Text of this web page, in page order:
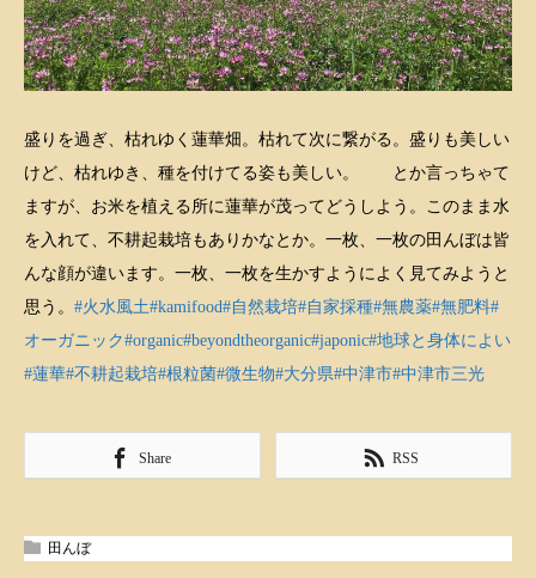
盛りを過ぎ、枯れゆく蓮華畑。枯れて次に繋がる。盛りも美しい
けど、枯れゆき、種を付けてる姿も美しい。 とか言っちゃて
ますが、お米を植える所に蓮華が茂ってどうしよう。このまま水
を入れて、不耕起栽培もありかなとか。一枚、一枚の田んぼは皆
んな顔が違います。一枚、一枚を生かすようによく見てみようと
思う。 #火水風土#kamifood#自然栽培#自家採種#無農薬#無肥料#
オーガニック#organic#beyondtheorganic#japonic#地球と身体によい
#蓮華#不耕起栽培#根粒菌#微生物#大分県#中津市#中津市三光
Share RSS
田んぼ